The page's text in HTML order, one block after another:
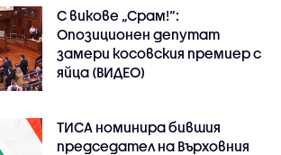
С викове „Срам!“:
Опозиционен депутат
замери косовския премиер с
яйца (ВИДЕО)
ТИСА номинира бившия
председател на Върховния